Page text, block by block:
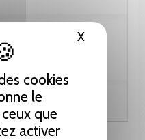
cookies
le
que
activer
XMasquer